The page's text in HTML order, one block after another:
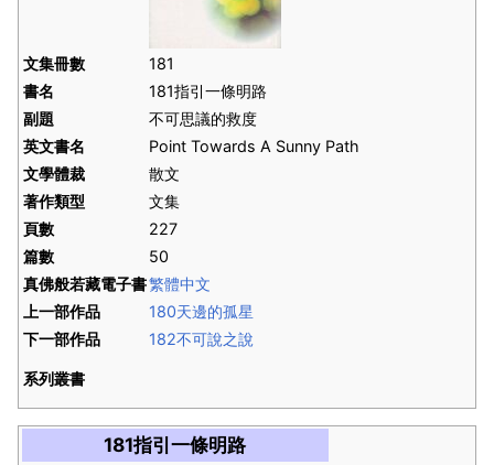
文集冊數
181
書名
181指引一條明路
副題
不可思議的救度
英文書名
Point Towards A Sunny Path
文學體裁
散文
著作類型
文集
頁數
227
篇數
50
真佛般若藏電子書繁體中文
上一部作品
180天邊的孤星
下一部作品
182不可說之說
系列叢書
181指引一條明路